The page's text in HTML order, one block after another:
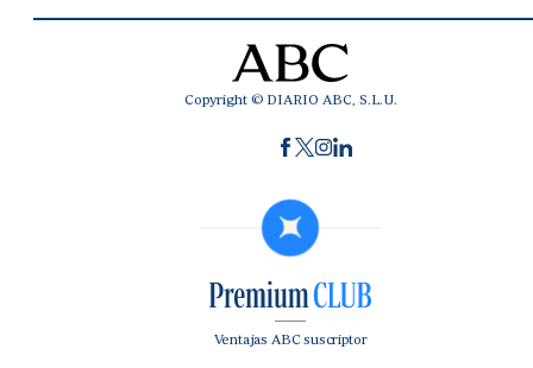
Copyright © DIARIO ABC, S.L.U.
Ventajas ABC suscriptor